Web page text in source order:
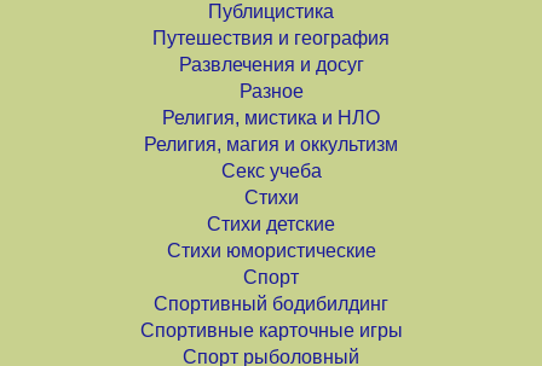
Публицистика
Путешествия и география
Развлечения и досуг
Разное
Религия, мистика и НЛО
Религия, магия и оккультизм
Секс учеба
Стихи
Стихи детские
Стихи юмористические
Спорт
Спортивный бодибилдинг
Спортивные карточные игры
Спорт рыболовный